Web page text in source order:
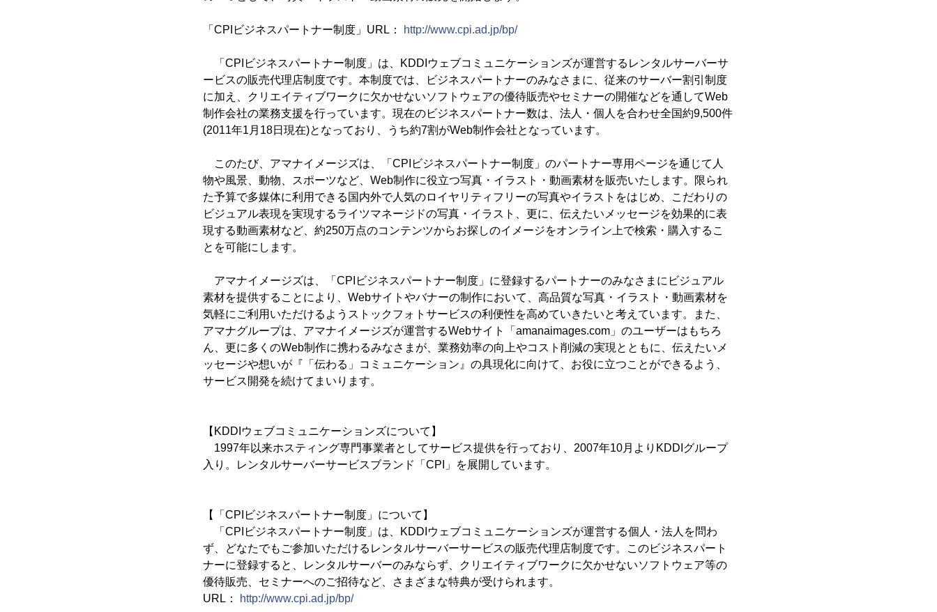
「CPIビジネスパートナー制度」URL： http://www.cpi.ad.jp/bp/
「CPIビジネスパートナー制度」は、KDDIウェブコミュニケーションズが運営するレンタルサーバーサ
ービスの販売代理店制度です。本制度では、ビジネスパートナーのみなさまに、従来のサーバー割引制度
に加え、クリエイティブワークに欠かせないソフトウェアの優待販売やセミナーの開催などを通してWeb
制作会社の業務支援を行っています。現在のビジネスパートナー数は、法人・個人を合わせ全国約9,500件
(2011年1月18日現在)となっており、うち約7割がWeb制作会社となっています。
このたび、アマナイメージズは、「CPIビジネスパートナー制度」のパートナー専用ページを通じて人
物や風景、動物、スポーツなど、Web制作に役立つ写真・イラスト・動画素材を販売いたします。限られ
た予算で多媒体に利用できる国内外で人気のロイヤリティフリーの写真やイラストをはじめ、こだわりの
ビジュアル表現を実現するライツマネージドの写真・イラスト、更に、伝えたいメッセージを効果的に表
現する動画素材など、約250万点のコンテンツからお探しのイメージをオンライン上で検索・購入するこ
とを可能にします。
アマナイメージズは、「CPIビジネスパートナー制度」に登録するパートナーのみなさまにビジュアル
素材を提供することにより、Webサイトやバナーの制作において、高品質な写真・イラスト・動画素材を
気軽にご利用いただけるようストックフォトサービスの利便性を高めていきたいと考えています。また、
アマナグループは、アマナイメージズが運営するWebサイト「amanaimages.com」のユーザーはもちろ
ん、更に多くのWeb制作に携わるみなさまが、業務効率の向上やコスト削減の実現とともに、伝えたいメ
ッセージや想いが『「伝わる」コミュニケーション』の具現化に向けて、お役に立つことができるよう、
サービス開発を続けてまいります。
【KDDIウェブコミュニケーションズについて】
1997年以来ホスティング専門事業者としてサービス提供を行っており、2007年10月よりKDDIグループ
入り。レンタルサーバーサービスブランド「CPI」を展開しています。
【「CPIビジネスパートナー制度」について】
「CPIビジネスパートナー制度」は、KDDIウェブコミュニケーションズが運営する個人・法人を問わ
ず、どなたでもご参加いただけるレンタルサーバーサービスの販売代理店制度です。このビジネスパート
ナーに登録すると、レンタルサーバーのみならず、クリエイティブワークに欠かせないソフトウェア等の
優待販売、セミナーへのご招待など、さまざまな特典が受けられます。
URL：
http://www.cpi.ad.jp/bp/